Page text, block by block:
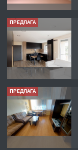
ПРЕДЛАГА
ПРЕДЛАГА